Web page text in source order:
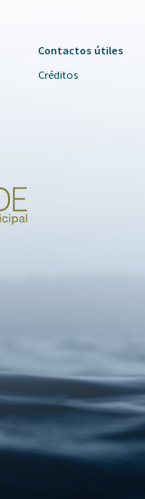
Contactos útiles
Créditos